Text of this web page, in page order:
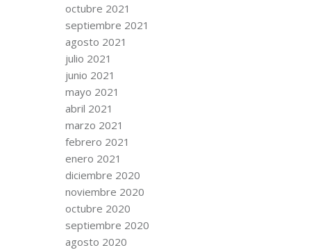
octubre 2021
septiembre 2021
agosto 2021
julio 2021
junio 2021
mayo 2021
abril 2021
marzo 2021
febrero 2021
enero 2021
diciembre 2020
noviembre 2020
octubre 2020
septiembre 2020
agosto 2020